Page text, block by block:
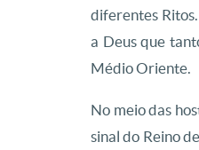
diferentes Ritos.
a Deus que
Médio Oriente.
No meio das
sinal do Reino